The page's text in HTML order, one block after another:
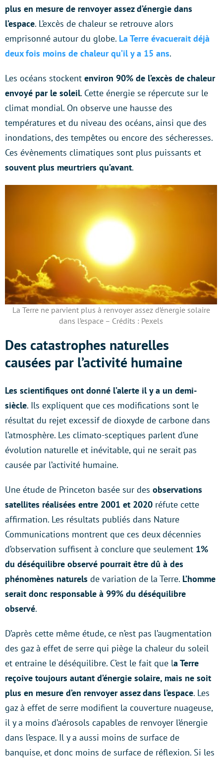
plus en mesure de renvoyer assez d’énergie dans
l’espace. L’excès de chaleur se retrouve alors
emprisonné autour du globe. La Terre évacuerait déjà
deux fois moins de chaleur qu’il y a 15 ans.
Les océans stockent environ 90% de l’excès de chaleur
envoyé par le soleil. Cette énergie se répercute sur le
climat mondial. On observe une hausse des
températures et du niveau des océans, ainsi que des
inondations, des tempêtes ou encore des sécheresses.
Ces évènements climatiques sont plus puissants et
souvent plus meurtriers qu’avant.
La Terre ne parvient plus à renvoyer assez d’énergie solaire
dans l’espace – Crédits : Pexels
Des catastrophes naturelles
causées par l’activité humaine
Les scientifiques ont donné l’alerte il y a un demi-
siècle. Ils expliquent que ces modifications sont le
résultat du rejet excessif de dioxyde de carbone dans
l’atmosphère. Les climato-sceptiques parlent d’une
évolution naturelle et inévitable, qui ne serait pas
causée par l’activité humaine.
Une étude de Princeton basée sur des observations
satellites réalisées entre 2001 et 2020 réfute cette
affirmation. Les résultats publiés dans Nature
Communications montrent que ces deux décennies
d’observation suffisent à conclure que seulement 1%
du déséquilibre observé pourrait être dû à des
phénomènes naturels de variation de la Terre. L’homme
serait donc responsable à 99% du déséquilibre
observé.
D’après cette même étude, ce n’est pas l’augmentation
des gaz à effet de serre qui piège la chaleur du soleil
et entraine le déséquilibre. C’est le fait que la Terre
reçoive toujours autant d’énergie solaire, mais ne soit
plus en mesure d’en renvoyer assez dans l’espace. Les
gaz à effet de serre modifient la couverture nuageuse,
il y a moins d’aérosols capables de renvoyer l’énergie
dans l’espace. Il y a aussi moins de surface de
banquise, et donc moins de surface de réflexion. Si les